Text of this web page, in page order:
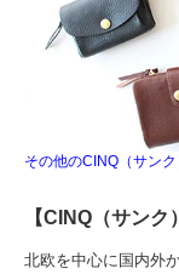
その他のCINQ（サン
【CINQ（サンク
北欧を中心に国内外